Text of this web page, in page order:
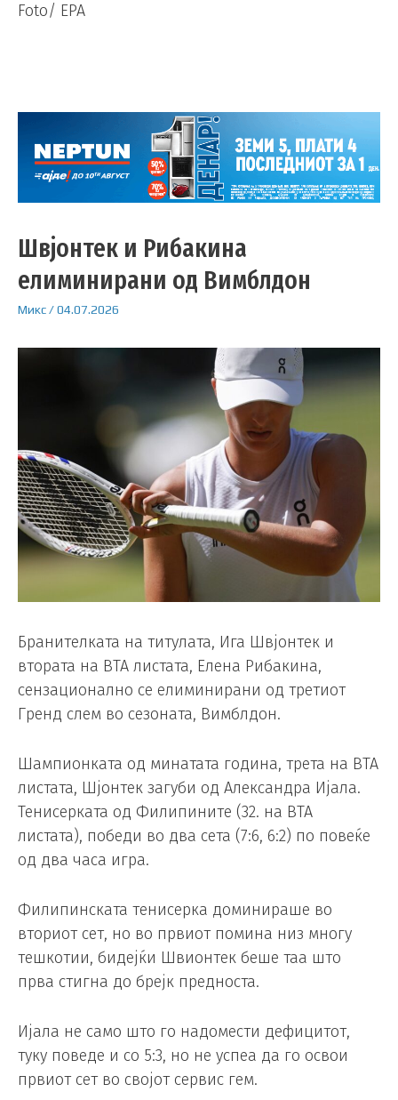
Foto/ EPA
Швјонтек и Рибакина
елиминирани од Вимблдон
Микс/04.07.2026
Бранителката на титулата, Ига Швјонтек и
втората на ВТА листата, Елена Рибакина,
сензационално се елиминирани од третиот
Гренд слем во сезоната, Вимблдон.
Шампионката од минатата година, трета на ВТА
листата, Шјонтек загуби од Александра Ијала.
Тенисерката од Филипините (32. на ВТА
листата), победи во два сета (7:6, 6:2) по повеќе
од два часа игра.
Филипинската тенисерка доминираше во
вториот сет, но во првиот помина низ многу
тешкотии, бидејќи Швионтек беше таа што
прва стигна до брејк предноста.
Ијала не само што го надомести дефицитот,
туку поведе и со 5:3, но не успеа да го освои
првиот сет во својот сервис гем.